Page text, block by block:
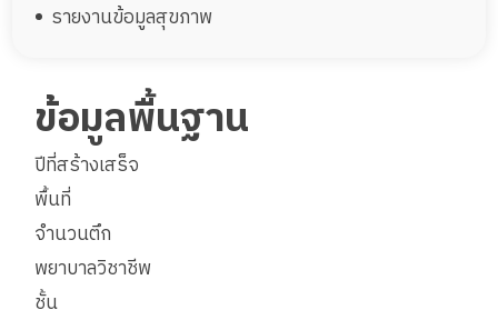
รายงานข้อมูลสุขภาพ
ข้อมูลพื้นฐาน
ปีที่สร้างเสร็จ
พื้นที่
จำนวนตึก
พยาบาลวิชาชีพ
ชั้น